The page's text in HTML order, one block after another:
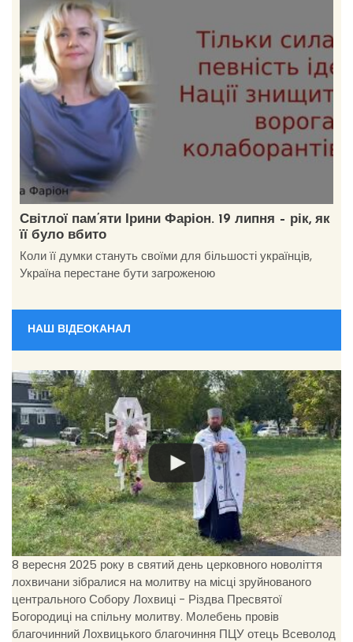
Світлої пам’яти Ірини Фаріон. 19 липня – рік, як
її було вбито
Коли її думки стануть своїми для більшості українців,
Україна перестане бути загроженою
НАШ ВІДЕОКАНАЛ
8 вересня 2025 року в святий день церковного новоліття
лохвичани зібралися на молитву на місці зруйнованого
центрального Собору Лохвиці - Різдва Пресвятої
Богородиці на спільну молитву. Молебень провів
благочинний Лохвицького благочиння ПЦУ отець Всеволод